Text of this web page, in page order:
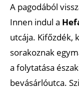
A pagodából
Innen indul a
utcája. Kifőzdék,
sorakoznak
a folytatása
bevásárlóutca.